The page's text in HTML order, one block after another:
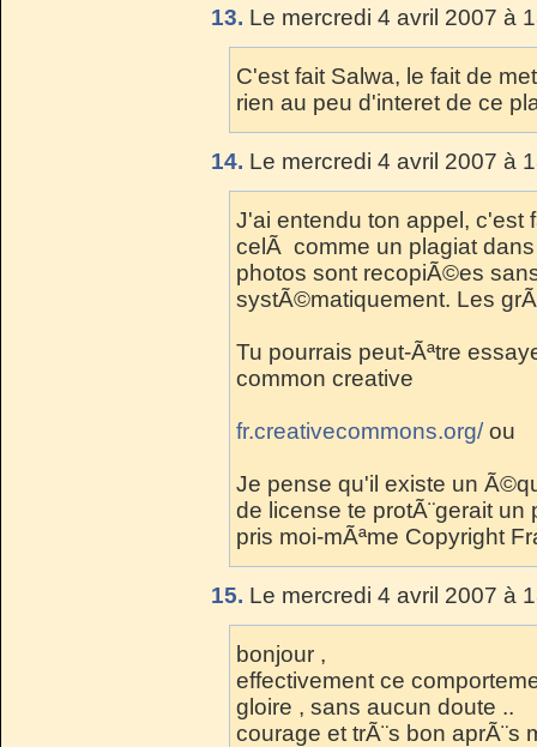
13. Le mercredi 4 avril 2007 à
C'est fait Salwa, le fait de
rien au peu d'interet de ce
14. Le mercredi 4 avril 2007 à
J'ai entendu ton appel, c'est
celÃ comme un plagiat
photos sont recopiÃ©es
systÃ©matiquement. Les
Tu pourrais peut-Ãªtre
common creative
fr.creativecommons.org/ou
Je pense qu'il existe un
de license te protÃ¨gerait
pris moi-mÃªme Copyright
15. Le mercredi 4 avril 2007 à
bonjour ,
effectivement ce
gloire , sans aucun doute ..
courage et trÃ¨s bon aprÃ¨s